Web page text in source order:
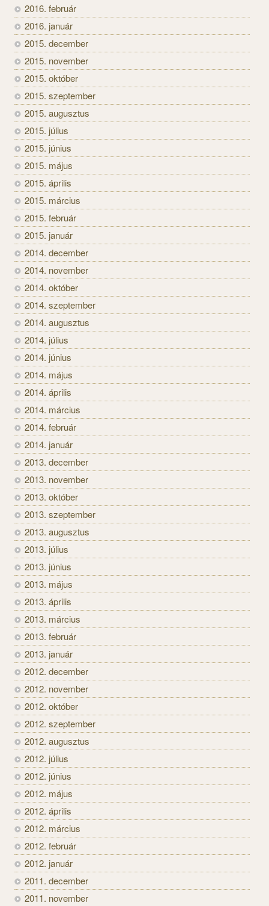
2016. február
2016. január
2015. december
2015. november
2015. október
2015. szeptember
2015. augusztus
2015. július
2015. június
2015. május
2015. április
2015. március
2015. február
2015. január
2014. december
2014. november
2014. október
2014. szeptember
2014. augusztus
2014. július
2014. június
2014. május
2014. április
2014. március
2014. február
2014. január
2013. december
2013. november
2013. október
2013. szeptember
2013. augusztus
2013. július
2013. június
2013. május
2013. április
2013. március
2013. február
2013. január
2012. december
2012. november
2012. október
2012. szeptember
2012. augusztus
2012. július
2012. június
2012. május
2012. április
2012. március
2012. február
2012. január
2011. december
2011. november